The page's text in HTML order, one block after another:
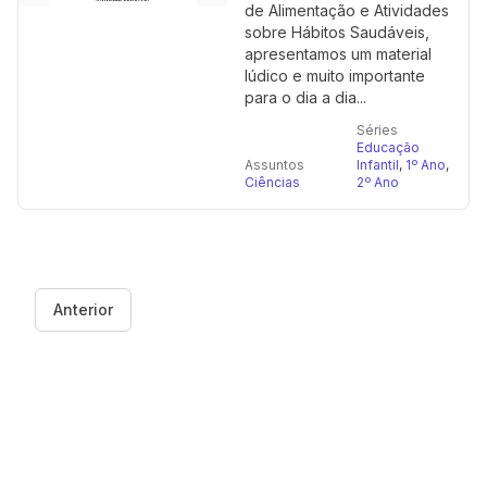
de Alimentação e Atividades
sobre Hábitos Saudáveis,
apresentamos um material
lúdico e muito importante
para o dia a dia...
Assuntos
Ciências
Séries
Educação
Infantil, 1º Ano,
2º Ano
Anterior